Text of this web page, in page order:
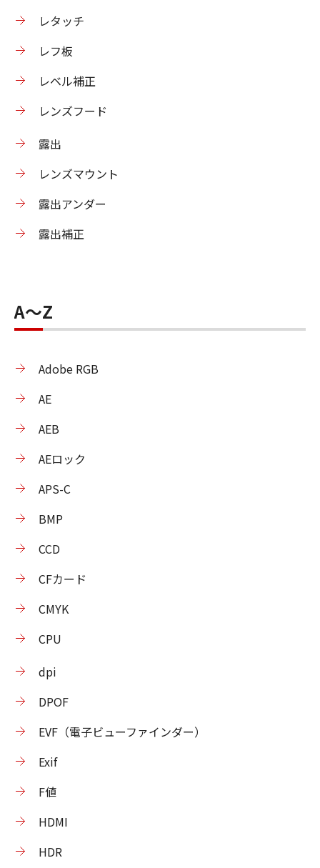
レタッチ
レフ板
レベル補正
レンズフード
露出
レンズマウント
露出アンダー
露出補正
A〜Z
Adobe RGB
AE
AEB
AEロック
APS-C
BMP
CCD
CFカード
CMYK
CPU
dpi
DPOF
EVF（電子ビューファインダー）
Exif
F値
HDMI
HDR